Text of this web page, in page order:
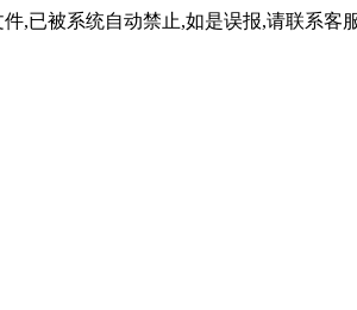
,已被系统自动禁止,如是误报,请联系客